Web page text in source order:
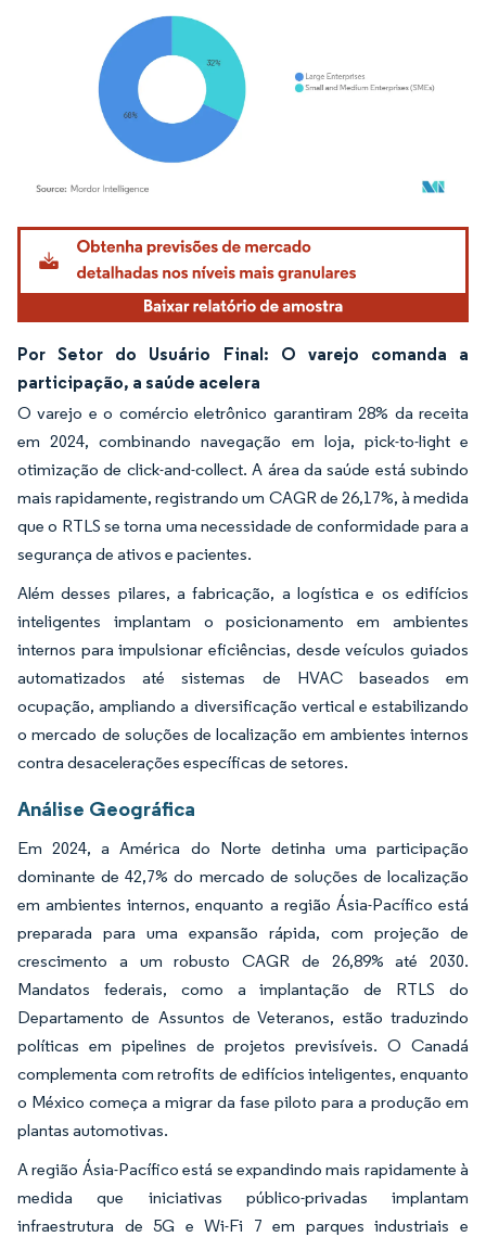
Imagem © Mordor Intelligence. O reuso requer atribuição conforme CC BY 4.0.
Por Setor do Usuário Final: O varejo comanda a
participação, a saúde acelera
O varejo e o comércio eletrônico garantiram 28% da receita
em 2024, combinando navegação em loja, pick-to-light e
otimização de click-and-collect. A área da saúde está subindo
mais rapidamente, registrando um CAGR de 26,17%, à medida
que o RTLS se torna uma necessidade de conformidade para a
segurança de ativos e pacientes.
Além desses pilares, a fabricação, a logística e os edifícios
inteligentes implantam o posicionamento em ambientes
internos para impulsionar eficiências, desde veículos guiados
automatizados até sistemas de HVAC baseados em
ocupação, ampliando a diversificação vertical e estabilizando
o mercado de soluções de localização em ambientes internos
contra desacelerações específicas de setores.
Análise Geográfica
Em 2024, a América do Norte detinha uma participação
dominante de 42,7% do mercado de soluções de localização
em ambientes internos, enquanto a região Ásia-Pacífico está
preparada para uma expansão rápida, com projeção de
crescimento a um robusto CAGR de 26,89% até 2030.
Mandatos federais, como a implantação de RTLS do
Departamento de Assuntos de Veteranos, estão traduzindo
políticas em pipelines de projetos previsíveis. O Canadá
complementa com retrofits de edifícios inteligentes, enquanto
o México começa a migrar da fase piloto para a produção em
plantas automotivas.
A região Ásia-Pacífico está se expandindo mais rapidamente à
medida que iniciativas público-privadas implantam
infraestrutura de 5G e Wi-Fi 7 em parques industriais e